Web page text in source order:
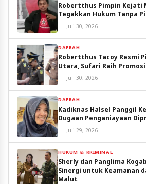
Robertthus Pimpin Kejati
Tegakkan Hukum Tanpa
Juli 30, 2026
DAERAH
Robertthus Tacoy Resmi
Utara, Sufari Raih
Juli 30, 2026
DAERAH
Kadiknas Halsel Panggil
Dugaan Penganiayaan
Juli 29, 2026
HUKUM & KRIMINAL
Sherly dan Panglima
Sinergi untuk Keamanan
Malut